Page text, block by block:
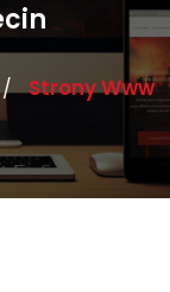
Strony Www